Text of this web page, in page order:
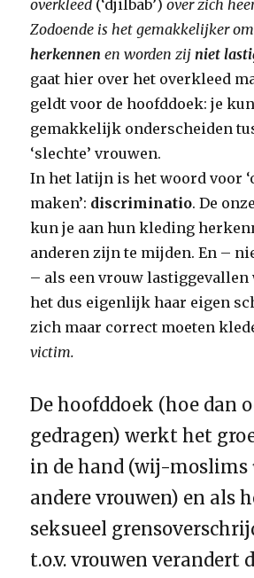
overkleed (‘djilbab’) over zich
Zodoende is het gemakkelijker
herkennenen worden zijniet
gaat hier over het overkleed
geldt voor de hoofddoek: je
gemakkelijk onderscheiden
‘slechte’ vrouwen.
In het latijn is het woord voor
maken’: discriminatio. De
kun je aan hun kleding
anderen zijn te mijden. En –
– als een vrouw lastiggevallen
het dus eigenlijk haar eigen
zich maar correct moeten
victim.
De hoofddoek (hoe dan
gedragen) werkt het
in de hand (wij-moslims
andere vrouwen) en als
seksueel
t.o.v. vrouwen verandert